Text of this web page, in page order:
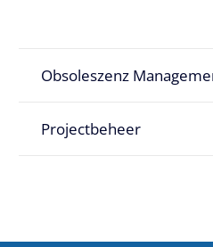
Obsoleszenz
Projectbeheer